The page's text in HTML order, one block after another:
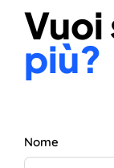
Vuoi
più?
Nome